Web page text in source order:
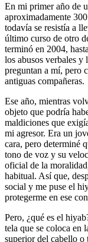
En mi primer año de
aproximadamente
todavía se resistía a
último curso de otro
terminó en 2004,
los abusos verbales
preguntan a mí, pero
antiguas compañeras.
Ese año, mientras
objeto que podría
maldiciones que
mi agresor. Era un
cara, pero determiné
tono de voz y su
oficial de la
habitual. Así que,
social y me puse el
protegerme en ese
Pero, ¿qué es el
tela que se coloca en
superior del cabello o